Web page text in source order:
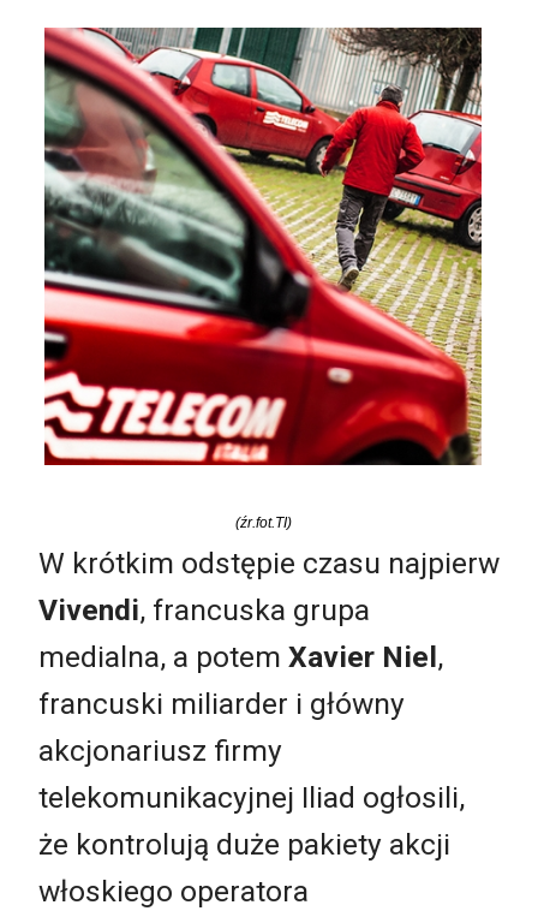
(źr.fot.TI)
W krótkim odstępie czasu najpierw
Vivendi, francuska grupa
medialna, a potem Xavier Niel,
francuski miliarder i główny
akcjonariusz firmy
telekomunikacyjnej Iliad ogłosili,
że kontrolują duże pakiety akcji
włoskiego operatora